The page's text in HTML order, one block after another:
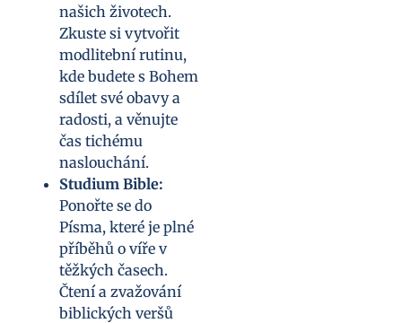
našich životech.
Zkuste si vytvořit
modlitební rutinu,
kde budete s Bohem
sdílet své obavy a
radosti, a věnujte
čas tichému
naslouchání.
Studium Bible:
Ponořte se do
Písma, které je plné
příběhů o víře v
těžkých časech.
Čtení a zvažování
biblických veršů